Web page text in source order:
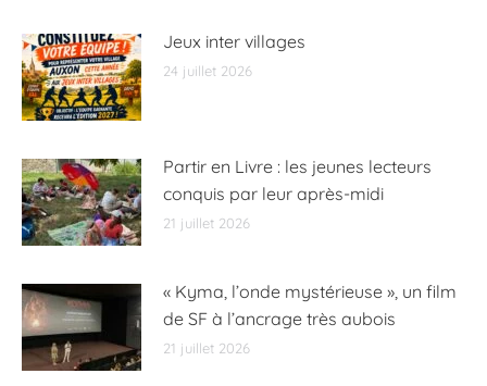
Jeux inter villages
24 juillet 2026
Partir en Livre : les jeunes lecteurs
conquis par leur après-midi
21 juillet 2026
« Kyma, l’onde mystérieuse », un film
de SF à l’ancrage très aubois
21 juillet 2026